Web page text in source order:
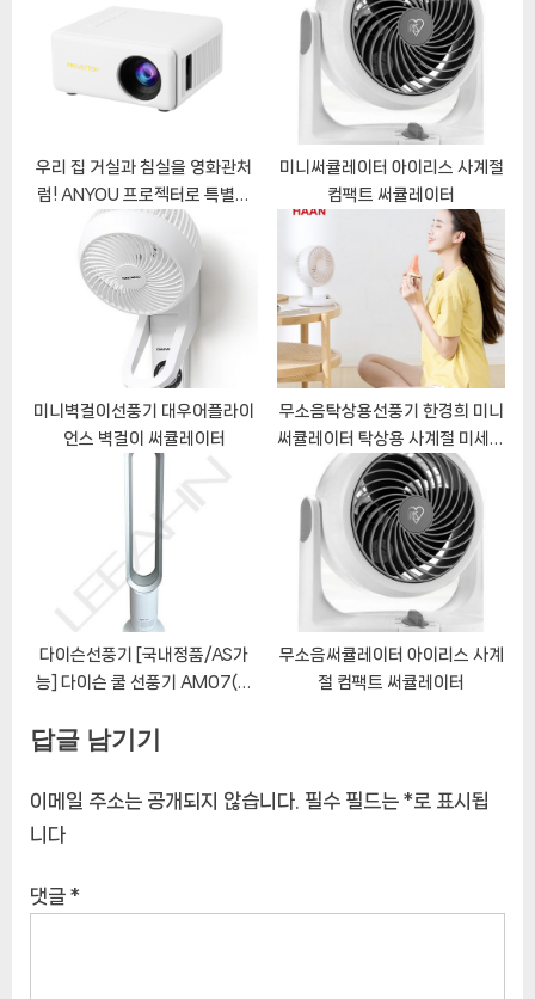
s
:
t
:
우리 집 거실과 침실을 영화관처
럼! ANYOU 프로젝터로 특별한
홈 시네마를 완성하다
미니써큘레이터 아이리스 사계절
컴팩트 써큘레이터
미니벽걸이선풍기 대우어플라이
언스 벽걸이 써큘레이터
무소음탁상용선풍기 한경희 미니
써큘레이터 탁상용 사계절 미세조
정
다이슨선풍기 [국내정품/AS가
능] 다이슨 쿨 선풍기 AM07(화
무소음써큘레이터 아이리스 사계
절 컴팩트 써큘레이터
답글 남기기
이메일 주소는 공개되지 않습니다. 필수 필드는 *로 표시됩
니다
댓글 *